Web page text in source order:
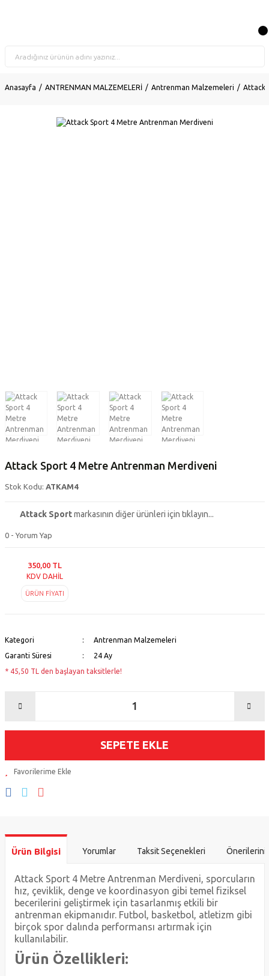
Anasayfa ANTRENMAN MALZEMELERİ Antrenman Malzemeleri Attack
Attack Sport 4 Metre Antrenman Merdiveni
Stok Kodu: ATKAM4
Attack Sportmarkasının diğer ürünleri için tıklayın...
0 - Yorum Yap
350,00 TL
KDV DAHİL
ÜRÜN FİYATI
Kategori
Antrenman Malzemeleri
Garanti Süresi
24 Ay
* 45,50 TL den başlayan taksitlerle!
SEPETE EKLE
Ürün Bilgisi Yorumlar Taksit Seçenekleri
Attack Sport 4 Metre Antrenman Merdiveni, sporcuların
hız, çeviklik, denge ve koordinasyon gibi temel fiziksel
becerilerini geliştirmek için tasarlanmış etkili bir
antrenman ekipmanıdır. Futbol, basketbol, atletizm gibi
birçok spor dalında performansı artırmak için
kullanılabilir.
Ürün Özellikleri: